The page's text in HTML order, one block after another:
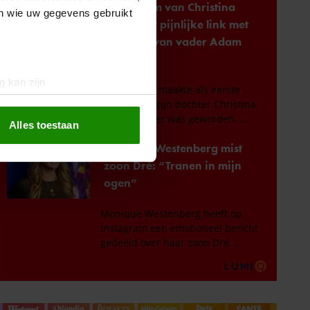
wie uw gegevens gebruikt
kan zijn
te bieden en om ons
partners voor social
die u aan ze heeft
met onze cookies als u
Alles toestaan